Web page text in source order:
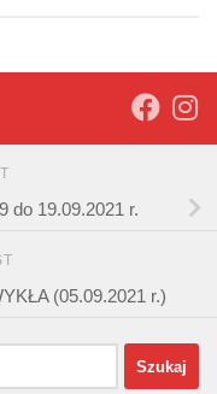
do 19.09.2021 r.
(05.09.2021 r.)